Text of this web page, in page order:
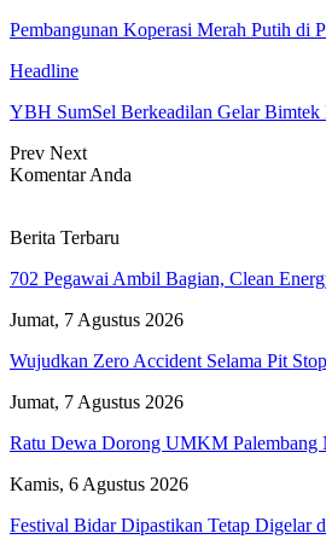
Pembangunan Koperasi Merah Putih di
Headline
YBH SumSel Berkeadilan Gelar Bimtek
Prev Next
Komentar Anda
Berita Terbaru
702 Pegawai Ambil Bagian, Clean
Jumat, 7 Agustus 2026
Wujudkan Zero Accident Selama Pit
Jumat, 7 Agustus 2026
Ratu Dewa Dorong UMKM
Kamis, 6 Agustus 2026
Festival Bidar Dipastikan Tetap Digelar